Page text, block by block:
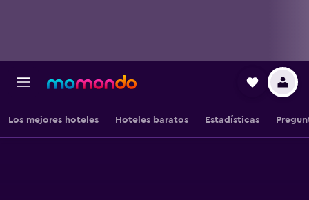
Los mejores hoteles Hoteles baratos Estadísticas